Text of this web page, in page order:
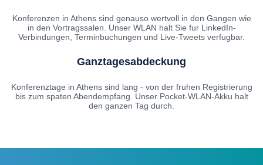
Konferenzen in Athens sind genauso wertvoll in den Gangen wie
in den Vortragssalen. Unser WLAN halt Sie fur LinkedIn-
Verbindungen, Terminbuchungen und Live-Tweets verfugbar.
Ganztagesabdeckung
Konferenztage in Athens sind lang - von der fruhen Registrierung
bis zum spaten Abendempfang. Unser Pocket-WLAN-Akku halt
den ganzen Tag durch.